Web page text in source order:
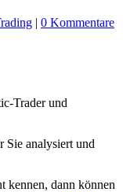
| 0 Kommentare
Trader und
Sie analysiert und
kennen, dann können